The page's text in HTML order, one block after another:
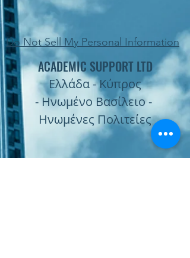
Do Not Sell My Personal Information
ACADEMIC SUPPORT LTD
Ελλάδα - Κύπρος
- Ηνωμένο Βασίλειο -
Ηνωμένες Πολιτείες